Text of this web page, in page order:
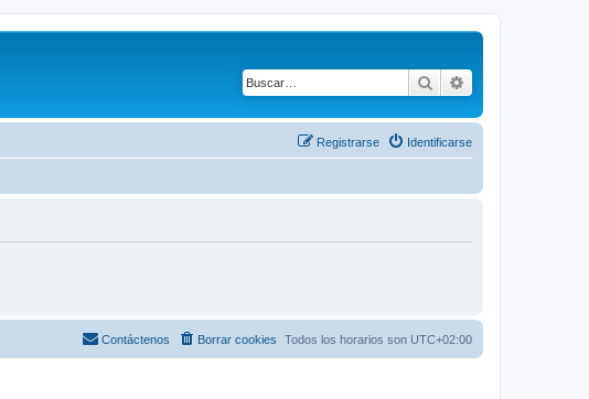
Buscar
Identificarse
Registrarse
Todos los horarios son UTC+02:00
Borrar cookies
Contáctenos